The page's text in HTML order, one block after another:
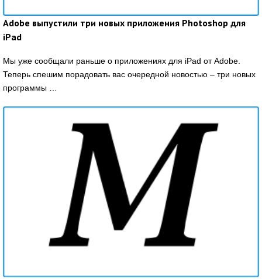
Adobe выпустили три новых приложения Photoshop для
iPad
Мы уже сообщали раньше о приложениях для iPad от Adobe.
Теперь спешим порадовать вас очередной новостью – три новых
программы …